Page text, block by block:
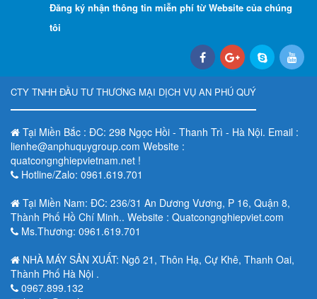
Đăng ký nhận thông tin miễn phí từ Website của chúng
tôi
CTY TNHH ĐẦU TƯ THƯƠNG MẠI DỊCH VỤ AN PHÚ QUÝ
Tại Miền Bắc : ĐC: 298 Ngọc Hồi - Thanh Trì - Hà Nội. Email :
lienhe@anphuquygroup.com Website :
quatcongnghiepvietnam.net !
Hotline/Zalo: 0961.619.701
Tại Miền Nam: ĐC: 236/31 An Dương Vương, P 16, Quận 8,
Thành Phố Hồ Chí Minh.. Website : Quatcongnghiepviet.com
Ms.Thương: 0961.619.701
NHÀ MÁY SẢN XUẤT: Ngõ 21, Thôn Hạ, Cự Khê, Thanh Oai,
Thành Phố Hà Nội .
0967.899.132